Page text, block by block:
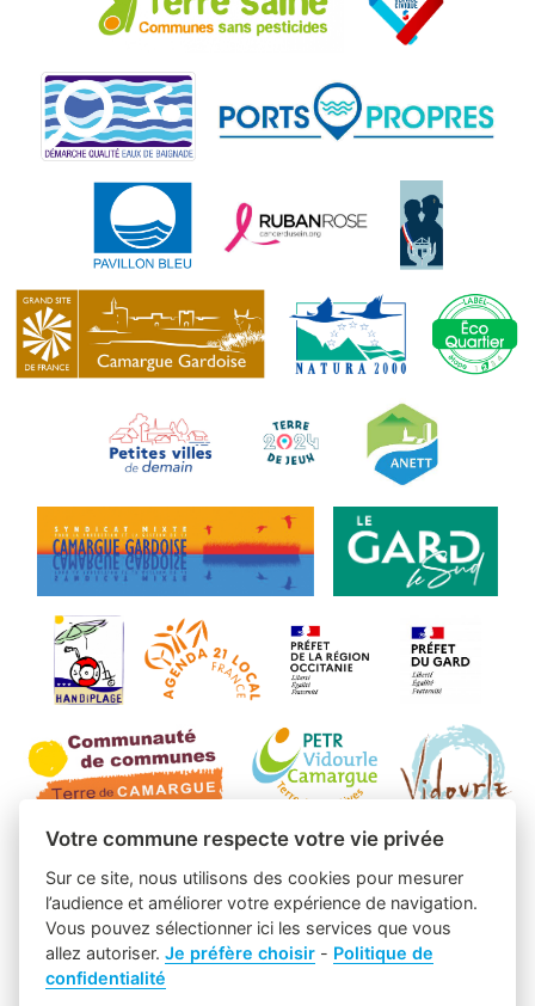
Votre commune respecte votre vie privée
Sur ce site, nous utilisons des cookies pour mesurer
l’audience et améliorer votre expérience de navigation.
Vous pouvez sélectionner ici les services que vous
allez autoriser.Je préfère choisir - Politique de
confidentialité